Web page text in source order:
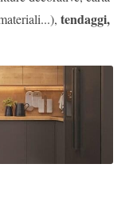
tendaggi,